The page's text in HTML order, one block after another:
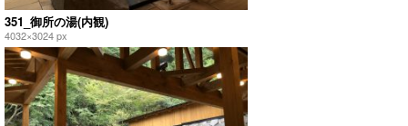
351_御所の湯(内観)
4032×3024 px